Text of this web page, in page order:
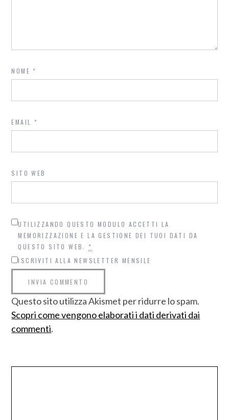
NOME*
EMAIL *
SITO WEB
UTILIZZANDO QUESTO MODULO ACCETTI LA
MEMORIZZAZIONE E LA GESTIONE DEI TUOI DATI DA
QUESTO SITO WEB.*
ISCRIVITI ALLA NEWSLETTER MENSILE
Questo sito utilizza Akismet per ridurre lo spam.
Scopri come vengono elaborati i dati derivati dai
commenti.